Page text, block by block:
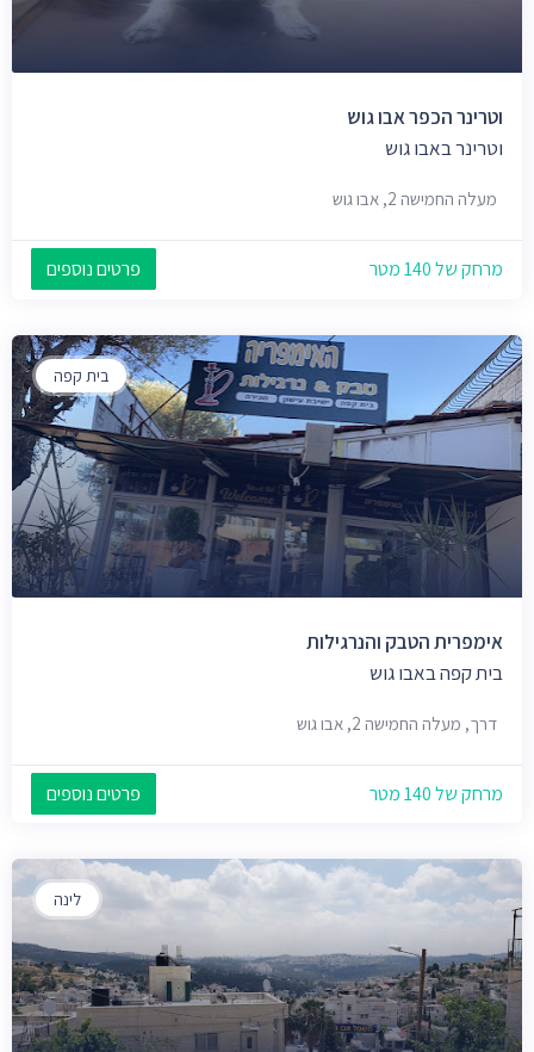
וטרינר הכפר אבו גוש
וטרינר באבו גוש
מעלה החמישה 2, אבו גוש
מרחק של 140 מטר פרטים נוספים
בית קפה
אימפרית הטבק והנרגילות
בית קפה באבו גוש
דרך, מעלה החמישה 2, אבו גוש
מרחק של 140 מטר פרטים נוספים
לינה